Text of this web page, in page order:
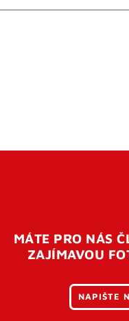
MÁTE PRO NÁS
ZAJÍMAVOU
NAPIŠTE